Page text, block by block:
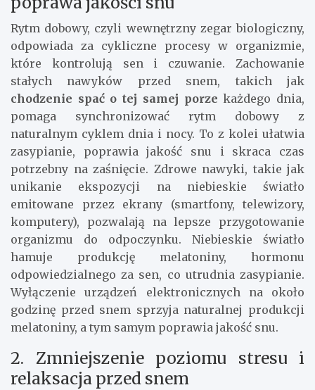
Rytm dobowy, czyli wewnętrzny zegar biologiczny,
odpowiada za cykliczne procesy w organizmie,
które kontrolują sen i czuwanie. Zachowanie
stałych nawyków przed snem, takich jak
chodzenie spać o tej samej porze każdego dnia,
pomaga synchronizować rytm dobowy z
naturalnym cyklem dnia i nocy. To z kolei ułatwia
zasypianie, poprawia jakość snu i skraca czas
potrzebny na zaśnięcie. Zdrowe nawyki, takie jak
unikanie ekspozycji na niebieskie światło
emitowane przez ekrany (smartfony, telewizory,
komputery), pozwalają na lepsze przygotowanie
organizmu do odpoczynku. Niebieskie światło
hamuje produkcję melatoniny, hormonu
odpowiedzialnego za sen, co utrudnia zasypianie.
Wyłączenie urządzeń elektronicznych na około
godzinę przed snem sprzyja naturalnej produkcji
melatoniny, a tym samym poprawia jakość snu.
2. Zmniejszenie poziomu stresu i
relaksacja przed snem